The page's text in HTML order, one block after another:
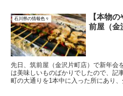
石川県の情報色々
【本物
前屋（金
先日、筑前屋（金沢片町店）で新年会
は美味しいものばかりでしたので、記
町の大通りを1本中に入った所にあり